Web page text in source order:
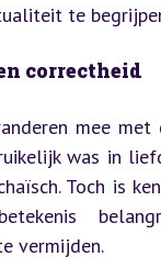
te
correctheid
mee met
was in
Toch is
vermijden.